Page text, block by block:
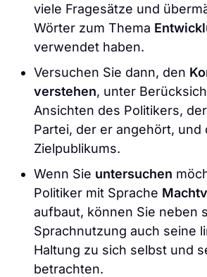
viele Fragesätze und
Wörter zum Thema
verwendet haben.
Versuchen Sie dann, den
verstehen, unter
Ansichten des Politikers,
Partei, der er angehört, und
Zielpublikums.
Wenn Sie untersuchen
Politiker mit Sprache
aufbaut, können Sie neben
Sprachnutzung auch seine
Haltung zu sich selbst und
betrachten.